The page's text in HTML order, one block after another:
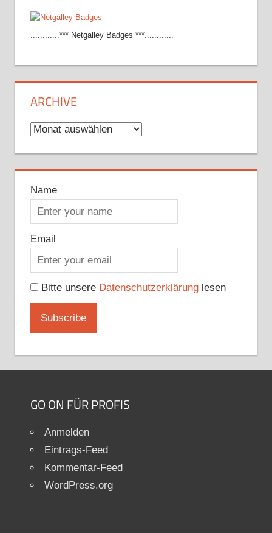
............*** Netgalley Badges ***............
ARCHIVE
Archive
Name
Email
Bitte unsere Datenschutzerklärunglesen
GO ON FÜR PROFIS
Anmelden
Eintrags-Feed
Kommentar-Feed
WordPress.org